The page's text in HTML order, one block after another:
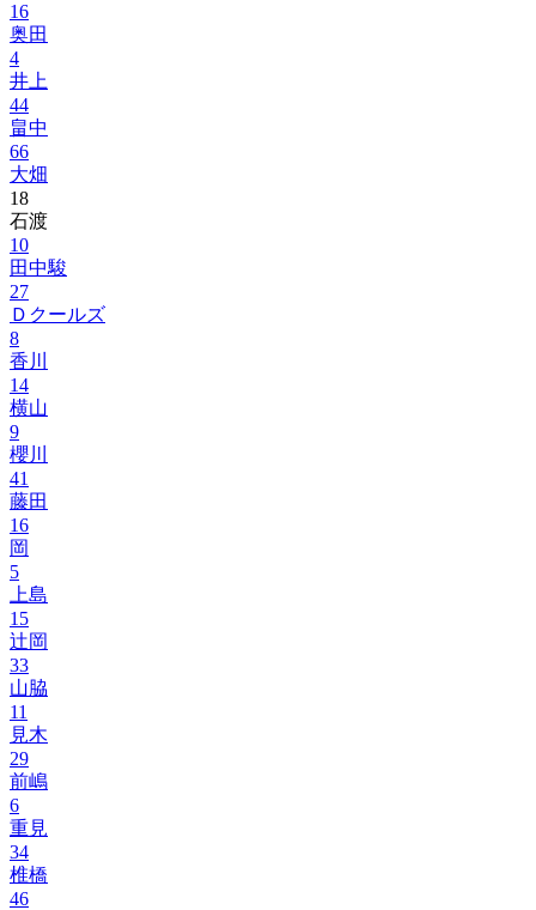
16
奥田
4
井上
44
畠中
66
大畑
18
石渡
10
田中駿
27
Ｄクールズ
8
香川
14
横山
9
櫻川
41
藤田
16
岡
5
上島
15
辻岡
33
山脇
11
見木
29
前嶋
6
重見
34
椎橋
46